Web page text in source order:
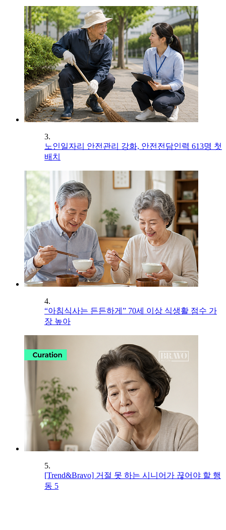
3.
노인일자리 안전관리 강화, 안전전담인력 613명 첫
배치
4.
“아침식사는 든든하게” 70세 이상 식생활 점수 가
장 높아
5.
[Trend&Bravo] 거절 못 하는 시니어가 끊어야 할 행
동 5